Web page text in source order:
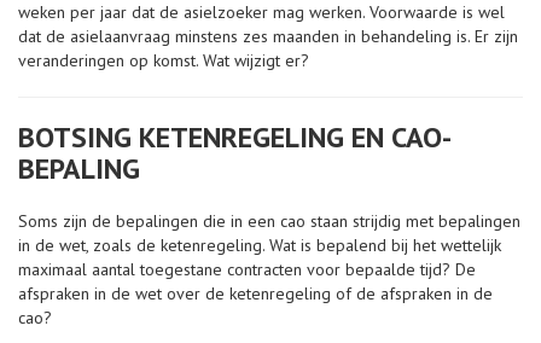
weken per jaar dat de asielzoeker mag werken. Voorwaarde is wel
dat de asielaanvraag minstens zes maanden in behandeling is. Er zijn
veranderingen op komst. Wat wijzigt er?
BOTSING KETENREGELING EN CAO-
BEPALING
Soms zijn de bepalingen die in een cao staan strijdig met bepalingen
in de wet, zoals de ketenregeling. Wat is bepalend bij het wettelijk
maximaal aantal toegestane contracten voor bepaalde tijd? De
afspraken in de wet over de ketenregeling of de afspraken in de
cao?